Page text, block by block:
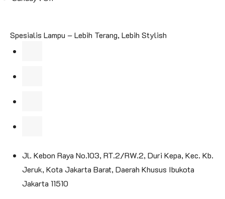
Spesialis Lampu – Lebih Terang, Lebih Stylish
Jl. Kebon Raya No.103, RT.2/RW.2, Duri Kepa, Kec. Kb.
Jeruk, Kota Jakarta Barat, Daerah Khusus Ibukota
Jakarta 11510